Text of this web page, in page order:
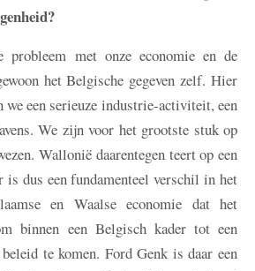
probleem met onze economie en de
het Belgische gegeven zelf. Hier
we een serieuze industrie-activiteit, een
We zijn voor het grootste stuk op
Wallonië daarentegen teert op een
is dus een fundamenteel verschil in het
en Waalse economie dat het
binnen een Belgisch kader tot een
te komen. Ford Genk is daar een